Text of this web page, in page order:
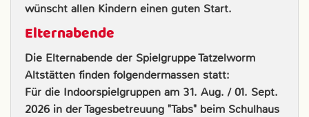
wünscht allen Kindern einen guten Start.
Elternabende
Die Elternabende der Spielgruppe Tatzelworm
Altstätten finden folgendermassen statt:
Für die Indoorspielgruppen am 31. Aug. / 01. Sept.
2026 in der Tagesbetreuung "Tabs" beim Schulhaus